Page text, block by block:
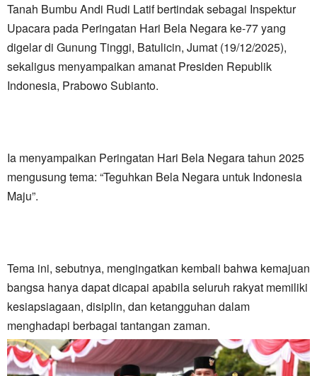
Tanah Bumbu Andi Rudi Latif bertindak sebagai Inspektur
Upacara pada Peringatan Hari Bela Negara ke-77 yang
digelar di Gunung Tinggi, Batulicin, Jumat (19/12/2025),
sekaligus menyampaikan amanat Presiden Republik
Indonesia, Prabowo Subianto.
Ia menyampaikan Peringatan Hari Bela Negara tahun 2025
mengusung tema: “Teguhkan Bela Negara untuk Indonesia
Maju”.
Tema ini, sebutnya, mengingatkan kembali bahwa kemajuan
bangsa hanya dapat dicapai apabila seluruh rakyat memiliki
kesiapsiagaan, disiplin, dan ketangguhan dalam
menghadapi berbagai tantangan zaman.